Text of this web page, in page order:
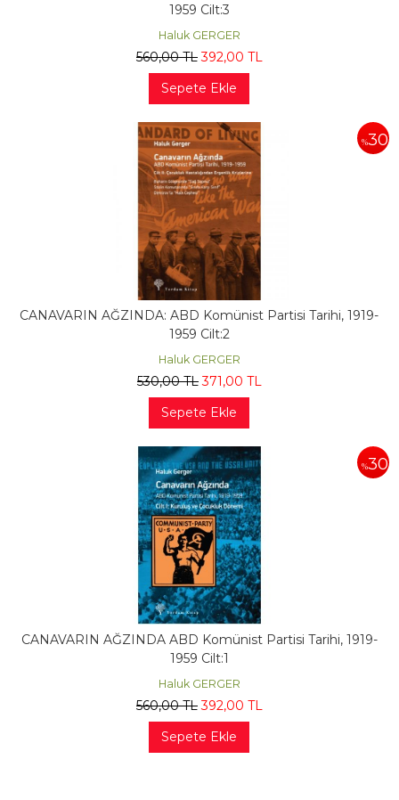
1959 Cilt:3
Haluk GERGER
560,00TL 392,00 TL
Sepete Ekle
%30
CANAVARIN AĞZINDA: ABD Komünist Partisi Tarihi, 1919-
1959 Cilt:2
Haluk GERGER
530,00TL 371 ,00 TL
Sepete Ekle
%30
CANAVARIN AĞZINDA ABD Komünist Partisi Tarihi, 1919-
1959 Cilt:1
Haluk GERGER
560,00TL 392,00 TL
Sepete Ekle